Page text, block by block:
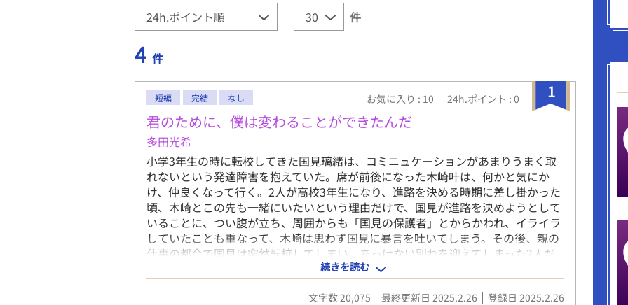
件
4 件
1
短編 完結 なし お気に入り : 10 24h.ポイント : 0
君のために、僕は変わることができたんだ
多田光希
小学3年生の時に転校してきた国見璃緒は、コミニュケーションがあまりうまく取
れないという発達障害を抱えていた。席が前後になった木崎叶は、何かと気にか
け、仲良くなって行く。2人が高校3年生になり、進路を決める時期に差し掛かった
頃、木崎とこの先も一緒にいたいという理由だけで、国見が進路を決めようとして
いることに、つい腹が立ち、周囲からも「国見の保護者」とからかわれ、イライラ
していたことも重なって、木崎は思わず国見に暴言を吐いてしまう。その後、親の
仕事の都合で国見は突然転校してしまい、あっけない別れを迎えてしまった2人だ
ったが、木崎は、ずっと後悔だけが残る日々を送っていた。2人は、また再会する
ことが出来るのか…。悲しくも、前向きになれる切ない物語
続きを読む
文字数 20,075 最終更新日 2025.2.26 登録日 2025.2.26